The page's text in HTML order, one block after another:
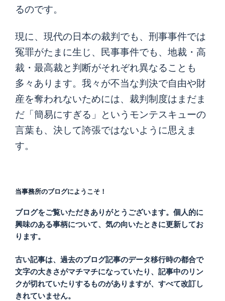
るのです。
現に、現代の日本の裁判でも、刑事事件では
冤罪がたまに生じ、民事事件でも、地裁・高
裁・最高裁と判断がそれぞれ異なることも
多々あります。我々が不当な判決で自由や財
産を奪われないためには、裁判制度はまだま
だ「簡易にすぎる」というモンテスキューの
言葉も、決して誇張ではないように思えま
す。
当事務所のブログにようこそ！
ブログをご覧いただきありがとうございます。個人的に
興味のある事柄について、気の向いたときに更新してお
ります。
古い記事は、過去のブログ記事のデータ移行時の都合で
文字の大きさがマチマチになっていたり、記事中のリン
クが切れていたりするものがありますが、すべて改訂し
きれていません。